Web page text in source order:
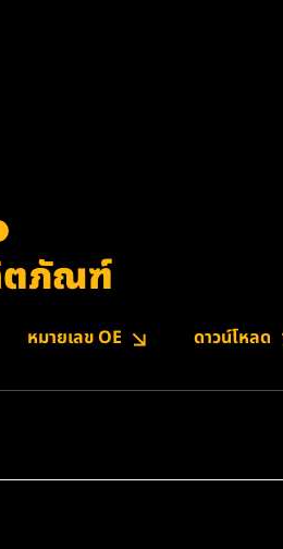
ตภัณฑ์
หมายเลข OE ดาวน์โหลด